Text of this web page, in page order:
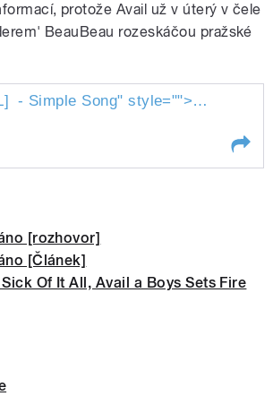
protože Avail už v úterý v čele
BeauBeau rozeskáčou pražské
Song
- Simple Song" style="">[AVAIL]
[rozhovor]
[Článek]
Of It All, Avail a Boys Sets Fire